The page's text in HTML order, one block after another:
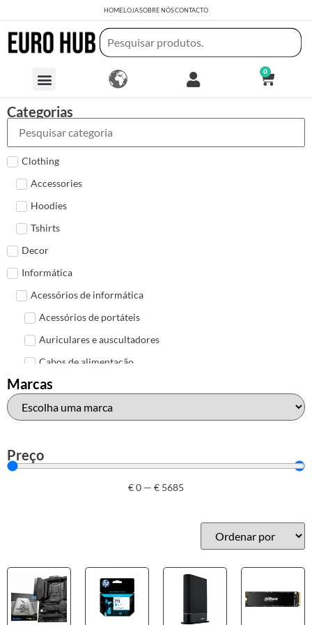
HOMELOJASOBRE NÓSCONTACTO
0
Categorias
Clothing
Accessories
Hoodies
Tshirts
Decor
Informática
Acessórios de informática
Acessórios de portáteis
Auriculares e auscultadores
Cabos de alimentação
Colunas de Som
Hubs
Mais acessórios USB
HP
Outros acessórios de informática
Marcas
Preço
€0 — € 5685